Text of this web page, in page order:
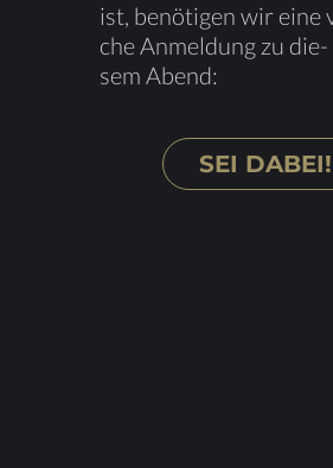
ist, be­nö­ti­gen wir
che An­mel­dung zu die­
sem Abend:
SEI DA­BEI!